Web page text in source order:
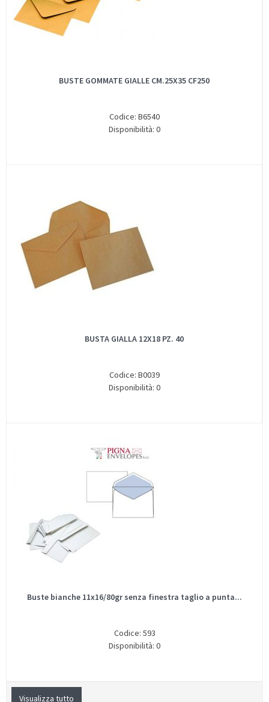
BUSTE GOMMATE GIALLE CM.25X35 CF250
Codice: B6540
Disponibilità: 0
BUSTA GIALLA 12X18 PZ. 40
Codice: B0039
Disponibilità: 0
Buste bianche 11x16/80gr senza finestra taglio a punta...
Codice: 593
Disponibilità: 0
Visualizza tutto